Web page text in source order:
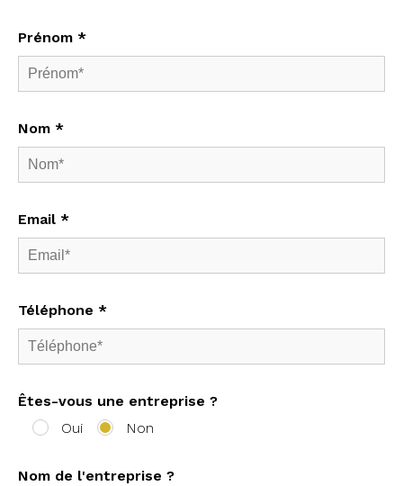
Prénom *
Nom *
Email *
Téléphone *
Êtes-vous une entreprise ?
Oui
Non
Nom de l'entreprise ?